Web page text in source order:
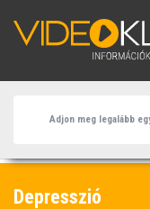
Depresszió